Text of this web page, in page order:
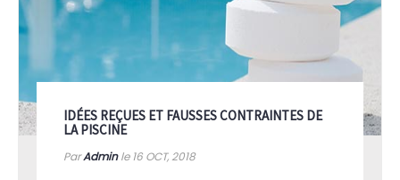
IDÉES REÇUES ET FAUSSES CONTRAINTES DE
LA PISCINE
ParAdminle 16 OCT, 2018